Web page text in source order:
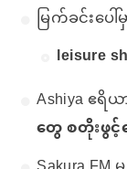
မြက်ခင်းပေ
leisure
Ashiya ဧ
တွေ စတိုးဖွင့်ရ